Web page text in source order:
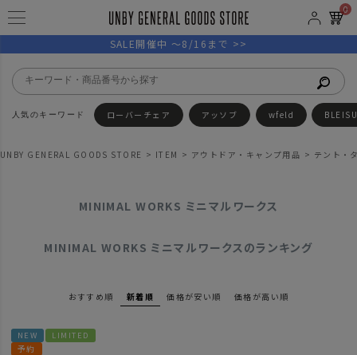
0
SALE開催中 ～8/16まで >>
ローバーチェア アッソブ wfeld
UNBY GENERAL GOODS STORE ITEM アウトドア・キャンプ用品 テント・
MINIMAL WORKS ミニマルワークス
MINIMAL WORKS ミニマルワークスのランキング
おすすめ順 新着順 価格が安い順 価格が高い順
NEW
LIMITED
予約